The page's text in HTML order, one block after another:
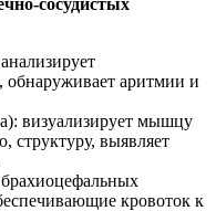
обнаруживает аритмии и
визуализирует мышцу
структуру, выявляет
брахиоцефальных
кровоток к